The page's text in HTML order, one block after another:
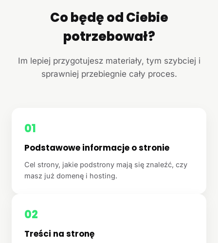
Co będę od Ciebie
potrzebował?
Im lepiej przygotujesz materiały, tym szybciej i
sprawniej przebiegnie cały proces.
01
Podstawowe informacje o stronie
Cel strony, jakie podstrony mają się znaleźć, czy
masz już domenę i hosting.
02
Treści na stronę